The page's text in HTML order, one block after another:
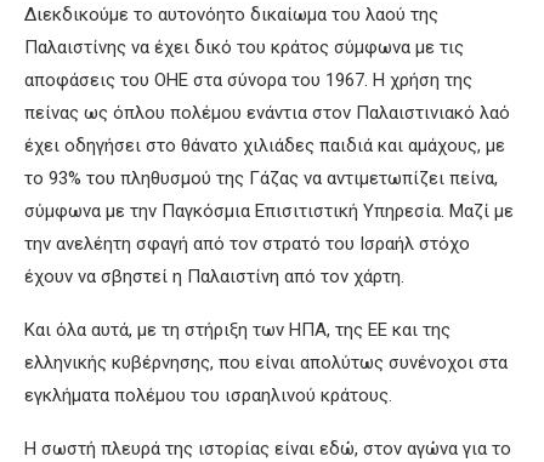
Διεκδικούμε το αυτονόητο δικαίωμα του λαού της
Παλαιστίνης να έχει δικό του κράτος σύμφωνα με τις
αποφάσεις του ΟΗΕ στα σύνορα του 1967. Η χρήση της
πείνας ως όπλου πολέμου ενάντια στον Παλαιστινιακό λαό
έχει οδηγήσει στο θάνατο χιλιάδες παιδιά και αμάχους, με
το 93% του πληθυσμού της Γάζας να αντιμετωπίζει πείνα,
σύμφωνα με την Παγκόσμια Επισιτιστική Υπηρεσία. Μαζί με
την ανελέητη σφαγή από τον στρατό του Ισραήλ στόχο
έχουν να σβηστεί η Παλαιστίνη από τον χάρτη.
Και όλα αυτά, με τη στήριξη των ΗΠΑ, της ΕΕ και της
ελληνικής κυβέρνησης, που είναι απολύτως συνένοχοι στα
εγκλήματα πολέμου του ισραηλινού κράτους.
Η σωστή πλευρά της ιστορίας είναι εδώ, στον αγώνα για το